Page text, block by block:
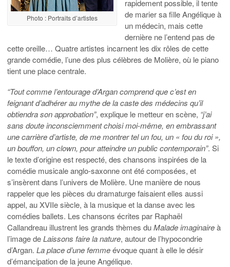
Photo : Portraits d’artistes
rapidement possible, il tente
de marier sa fille Angélique à
un médecin, mais cette
dernière ne l’entend pas de
cette oreille… Quatre artistes incarnent les dix rôles de cette
grande comédie, l’une des plus célèbres de Molière, où le piano
tient une place centrale.
“Tout comme l’entourage d’Argan comprend que c’est en
feignant d’adhérer au mythe de la caste des médecins qu’il
obtiendra son approbation”, explique le metteur en scène, “j’ai
sans doute inconsciemment choisi moi-même, en embrassant
une carrière d’artiste, de me montrer tel un fou, un « fou du roi »,
un bouffon, un clown, pour atteindre un public contemporain”. Si
le texte d’origine est respecté, des chansons inspirées de la
comédie musicale anglo-saxonne ont été composées, et
s’insèrent dans l’univers de Molière. Une manière de nous
rappeler que les pièces du dramaturge faisaient elles aussi
appel, au XVIIe siècle, à la musique et la danse avec les
comédies ballets. Les chansons écrites par Raphaël
Callandreau illustrent les grands thèmes duMalade imaginaireà
l’image deLaissons faire la nature, autour de l’hypocondrie
d’Argan. La place d’une femmeévoque quant à elle le désir
d’émancipation de la jeune Angélique.